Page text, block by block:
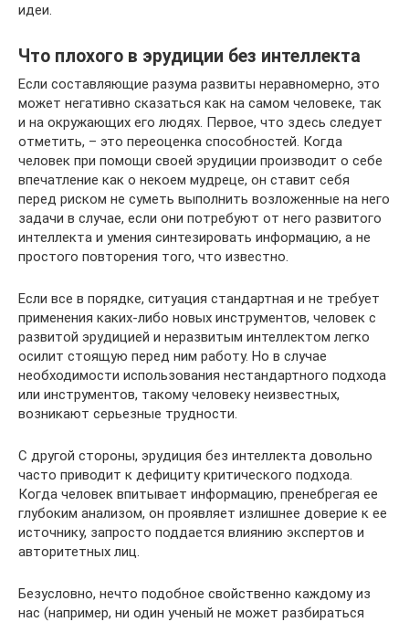
идеи.
Что плохого в эрудиции без интеллекта
Если составляющие разума развиты неравномерно, это
может негативно сказаться как на самом человеке, так
и на окружающих его людях. Первое, что здесь следует
отметить, – это переоценка способностей. Когда
человек при помощи своей эрудиции производит о себе
впечатление как о некоем мудреце, он ставит себя
перед риском не суметь выполнить возложенные на него
задачи в случае, если они потребуют от него развитого
интеллекта и умения синтезировать информацию, а не
простого повторения того, что известно.
Если все в порядке, ситуация стандартная и не требует
применения каких-либо новых инструментов, человек с
развитой эрудицией и неразвитым интеллектом легко
осилит стоящую перед ним работу. Но в случае
необходимости использования нестандартного подхода
или инструментов, такому человеку неизвестных,
возникают серьезные трудности.
С другой стороны, эрудиция без интеллекта довольно
часто приводит к дефициту критического подхода.
Когда человек впитывает информацию, пренебрегая ее
глубоким анализом, он проявляет излишнее доверие к ее
источнику, запросто поддается влиянию экспертов и
авторитетных лиц.
Безусловно, нечто подобное свойственно каждому из
нас (например, ни один ученый не может разбираться